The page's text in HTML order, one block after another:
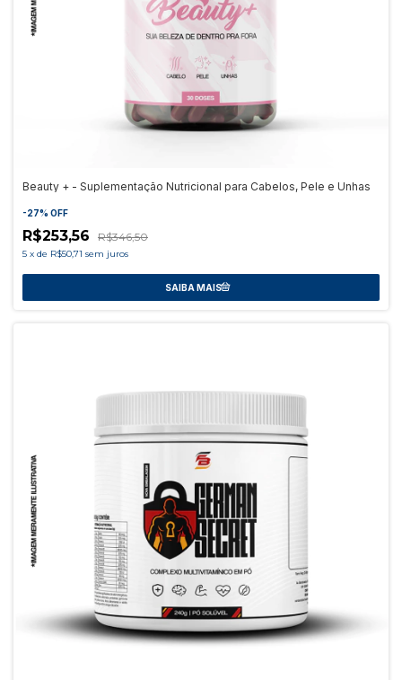
Beauty + - Suplementação Nutricional para Cabelos, Pele e Unhas
-27% OFF
R$253,56 R$346,50
5 x de R$50,71 sem juros